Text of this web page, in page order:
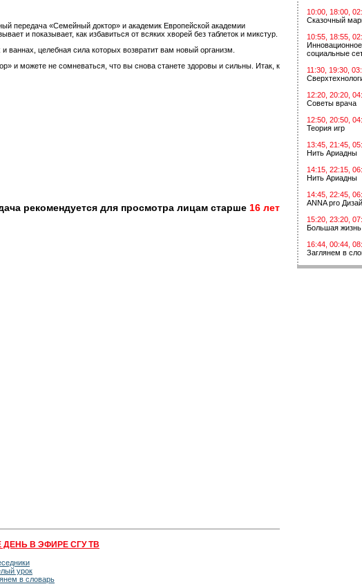
передача «Семейный доктор» и академик Европейской академии
и показывает, как избавиться от всяких хворей без таблеток и микстур.
ваннах, целебная сила которых возвратит вам новый организм.
и можете не сомневаться, что вы снова станете здоровы и сильны. Итак, к
рекомендуется для просмотра лицам старше 16 лет
ДЕНЬ В ЭФИРЕ СГУ ТВ
урок
в словарь
10:00, 18:00,
Сказочный
10:55, 18:55,
социальные
11:30, 19:30,
12:20, 20:20,
Советы врача
12:50, 20:50,
Теория игр
13:45, 21:45,
Нить Ариадны
14:15, 22:15,
Нить Ариадны
14:45, 22:45,
ANNA pro
15:20, 23:20,
Большая жизнь
16:44, 00:44,
Заглянем в